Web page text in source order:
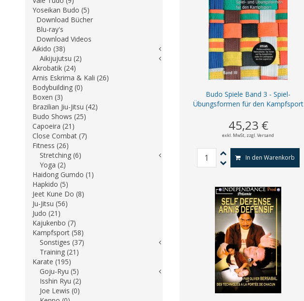
Budo Spiele Band 3 - Spiel-
Übungsformen für den Kampfsport
45,23 €
exkl. MwSt, zzgl. Versand
In den Warenkorb
Yoseikan Budo (5)
Download Bücher
Blu-ray's
Download Videos
Aikido (38)
Aikijujutsu (2)
Akrobatik (24)
Arnis Eskrima & Kali (26)
Bodybuilding (0)
Boxen (3)
Brazilian Jiu-Jitsu (42)
Budo Shows (25)
Capoeira (21)
Close Combat (7)
Fitness (26)
Stretching (6)
Yoga (2)
Haidong Gumdo (1)
Hapkido (5)
Jeet Kune Do (8)
Ju-Jitsu (56)
Judo (21)
Kajukenbo (7)
Kampfsport (58)
Sonstiges (37)
Training (21)
Karate (195)
Goju-Ryu (5)
Isshin Ryu (2)
Joe Lewis (0)